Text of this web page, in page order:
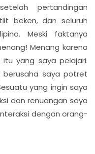
pertandingan
beken, dan seluruh
Meski faktanya
Menang karena
itu yang saya pelajari.
saya potret
yang ingin saya
dan renuangan saya
dengan orang-